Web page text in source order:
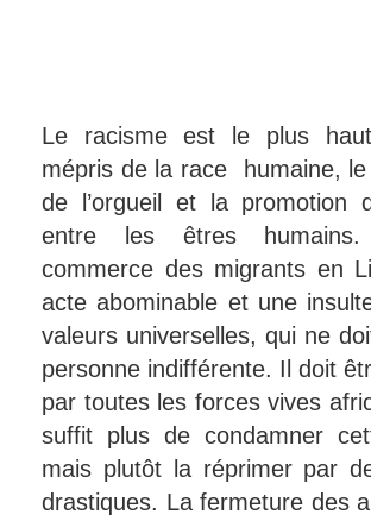
Le racisme est le plus
mépris de la race humaine,
de l’orgueil et la promotion
entre les êtres
commerce des migrants en
acte abominable et une
valeurs universelles, qui ne
personne indifférente. Il doit
par toutes les forces vives
suffit plus de condamner
mais plutôt la réprimer par
drastiques. La fermeture des